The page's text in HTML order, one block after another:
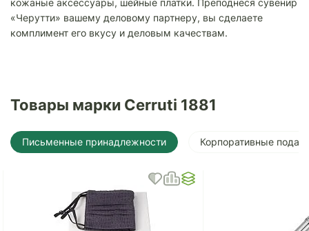
кожаные аксессуары, шейные платки. Преподнеся сувенир
«Черутти» вашему деловому партнеру, вы сделаете
комплимент его вкусу и деловым качествам.
Товары марки Cerruti 1881
Письменные принадлежности Корпоративные